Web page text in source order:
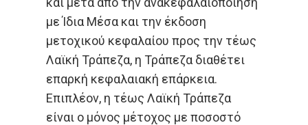
με Ίδια Μέσα και την έκδοση
μετοχικού κεφαλαίου προς την τέως
Λαϊκή Τράπεζα, η Τράπεζα διαθέτει
επαρκή κεφαλαιακή επάρκεια.
Επιπλέον, η τέως Λαϊκή Τράπεζα
είναι ο μόνος μέτοχος με ποσοστό